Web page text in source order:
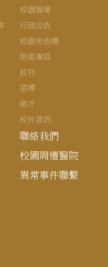
校園報導
行政公告
校園布告欄
防疫專區
校刊
招標
徵才
校外資訊
聯絡我們
校園周遭醫院
異常事件聯繫